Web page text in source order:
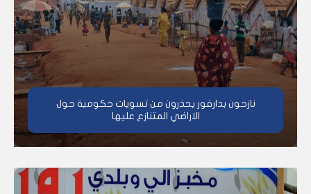
نازحون بدارفور يحذرون من تسويات حكومية حول
الاراضي المتنازع عليها